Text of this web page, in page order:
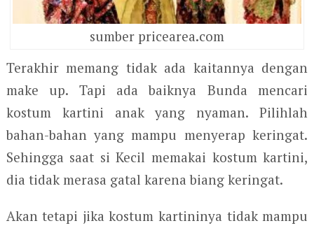
sumber pricearea.com
Terakhir memang tidak ada kaitannya dengan
make up. Tapi ada baiknya Bunda mencari
kostum kartini anak yang nyaman. Pilihlah
bahan-bahan yang mampu menyerap keringat.
Sehingga saat si Kecil memakai kostum kartini,
dia tidak merasa gatal karena biang keringat.
Akan tetapi jika kostum kartininya tidak mampu